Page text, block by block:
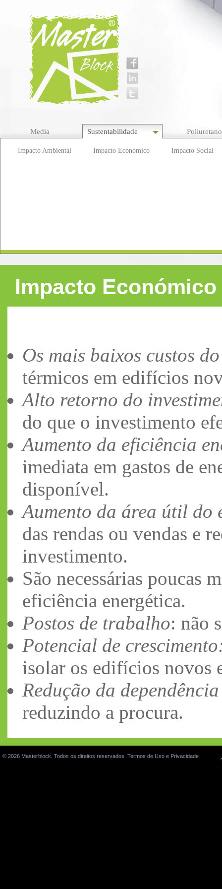
Media Sustentabilidade Poliuretano
Impacto Ambiental Impacto Económico Impacto Social
Impacto Económico
Os mais baixos custos
térmicos em edifícios
Alto retorno do
do que o investimento
Aumento da eficiência
imediata em gastos de
disponível.
Aumento da área útil do
das rendas ou vendas e
investimento.
São necessárias poucas
eficiência energética.
Postos de trabalho: não
Potencial de
isolar os edifícios novos
Redução da
reduzindo a procura.
© 2026 Masterblock. Todos os direitos reservados. Termos de Uso e Privacidade